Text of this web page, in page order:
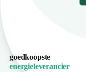
goedkoopste
energieleverancier